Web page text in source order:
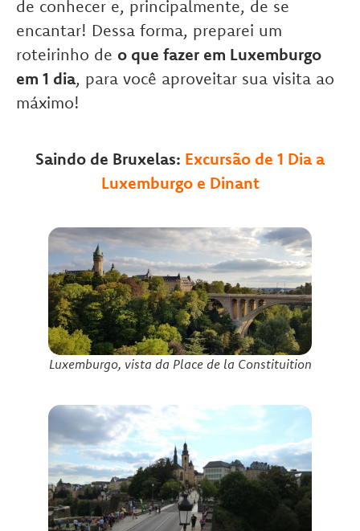
de conhecer e, principalmente, de se
encantar! Dessa forma, preparei um
roteirinho de o que fazer em Luxemburgo
em 1 dia, para você aproveitar sua visita ao
máximo!
Saindo de Bruxelas: Excursão de 1 Dia a
Luxemburgo e Dinant
Luxemburgo, vista da Place de la Constituition